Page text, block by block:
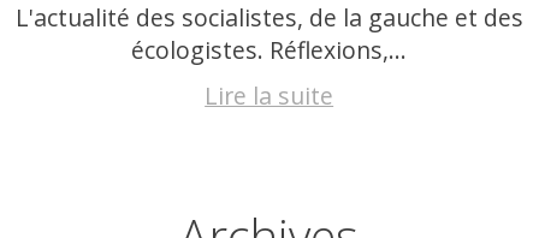
L'actualité des socialistes, de la gauche et des
écologistes. Réflexions,...
Lire la suite